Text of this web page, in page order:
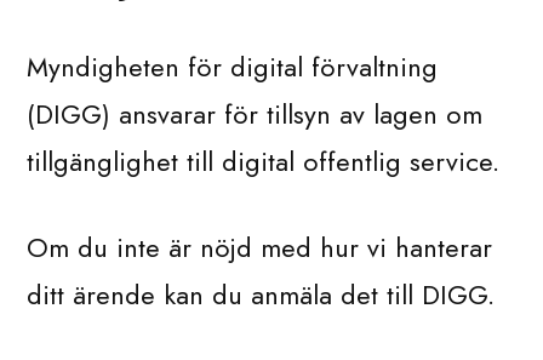
Myndigheten för digital förvaltning
(DIGG) ansvarar för tillsyn av lagen om
tillgänglighet till digital offentlig service.
Om du inte är nöjd med hur vi hanterar
ditt ärende kan du anmäla det till DIGG.